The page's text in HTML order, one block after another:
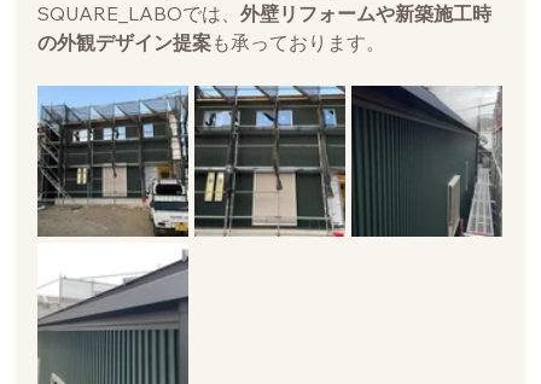
SQUARE_LABOでは、外壁リフォームや新築施工時
の外観デザイン提案も承っております。